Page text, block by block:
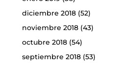
diciembre 2018(52)
noviembre 2018(43)
octubre 2018(54)
septiembre 2018(53)